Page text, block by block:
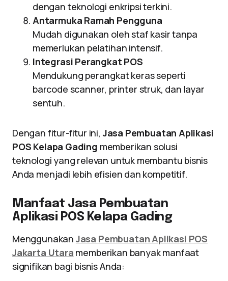
dengan teknologi enkripsi terkini.
Antarmuka Ramah Pengguna
Mudah digunakan oleh staf kasir tanpa
memerlukan pelatihan intensif.
Integrasi Perangkat POS
Mendukung perangkat keras seperti
barcode scanner, printer struk, dan layar
sentuh.
Dengan fitur-fitur ini,Jasa Pembuatan Aplikasi
POS Kelapa Gading memberikan solusi
teknologi yang relevan untuk membantu bisnis
Anda menjadi lebih efisien dan kompetitif.
Manfaat Jasa Pembuatan
Aplikasi POS Kelapa Gading
Menggunakan Jasa Pembuatan Aplikasi POS
Jakarta Utara memberikan banyak manfaat
signifikan bagi bisnis Anda: